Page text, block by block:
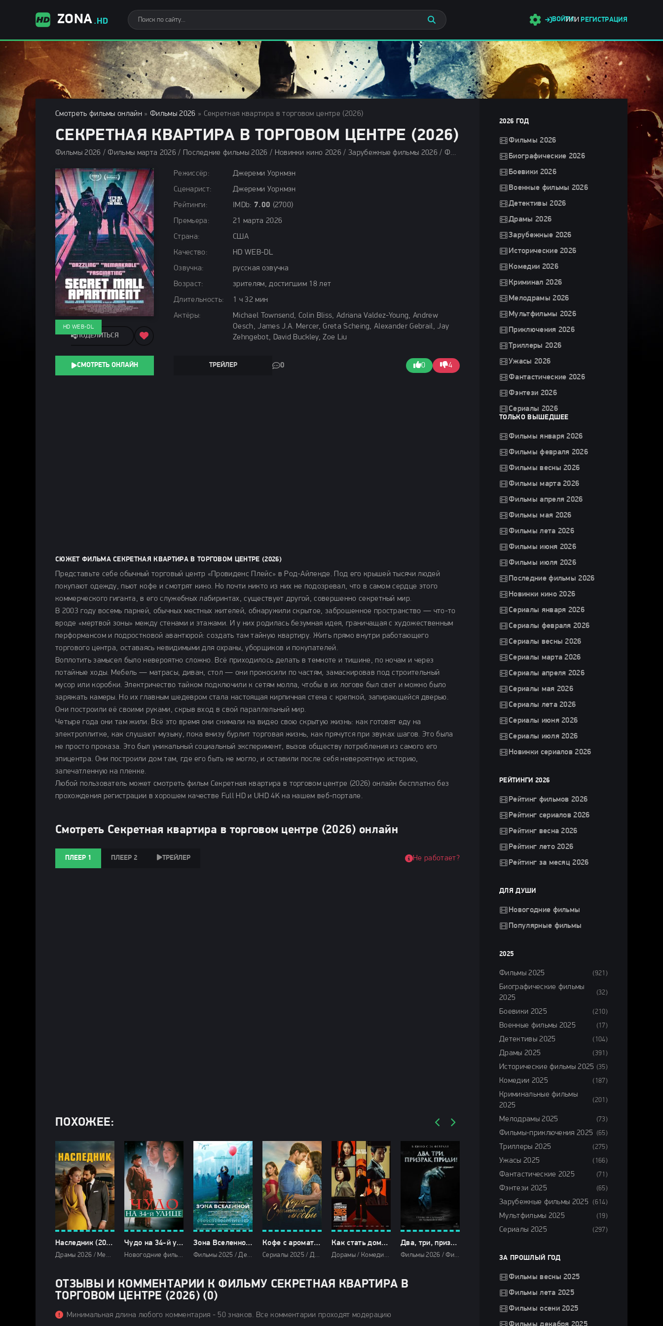
ZONA .HD ВОЙТИ
ИЛИ РЕГИСТРАЦИЯ
Смотреть фильмы онлайн » Фильмы 2026 » Секретная квартира в торговом центре (2026)
СЕКРЕТНАЯ КВАРТИРА В ТОРГОВОМ ЦЕНТРЕ (2026)
Фильмы 2026 / Фильмы марта 2026 / Последние фильмы 2026 / Новинки кино 2026 / Зарубежные фильмы 2026 / Фильмы весны 2026 / Смотреть фильмы онлайн
Режиссёр:
Джереми Уоркмэн
Сценарист:
Джереми Уоркмэн
Рейтинги:
IMDb: 7.00 (2700)
Премьера:
21 марта 2026
Страна:
США
Качество:
HD WEB-DL
Озвучка:
русская озвучка
Возраст:
зрителям, достигшим 18 лет
Длительность:
1 ч 32 мин
Актёры:
Michael Townsend, Colin Bliss, Adriana Valdez-Young, Andrew
Oesch, James J.A. Mercer, Greta Scheing, Alexander Gebrail, Jay
Zehngebot, David Buckley, Zoe Liu
ТРЕЙЛЕР 0 0 4
HD WEB-DL
ПОДЕЛИТЬСЯ
СМОТРЕТЬ ОНЛАЙН
СЮЖЕТ ФИЛЬМА СЕКРЕТНАЯ КВАРТИРА В ТОРГОВОМ ЦЕНТРЕ (2026)
Представьте себе обычный торговый центр «Провиденс Плейс» в Род-Айленде. Под его крышей тысячи людей
покупают одежду, пьют кофе и смотрят кино. Но почти никто из них не подозревал, что в самом сердце этого
коммерческого гиганта, в его служебных лабиринтах, существует другой, совершенно секретный мир.
В 2003 году восемь парней, обычных местных жителей, обнаружили скрытое, заброшенное пространство — что-то
вроде «мертвой зоны» между стенами и этажами. И у них родилась безумная идея, граничащая с художественным
перформансом и подростковой авантюрой: создать там тайную квартиру. Жить прямо внутри работающего
торгового центра, оставаясь невидимыми для охраны, уборщиков и покупателей.
Воплотить замысел было невероятно сложно. Всё приходилось делать в темноте и тишине, по ночам и через
потайные ходы. Мебель — матрасы, диван, стол — они проносили по частям, замаскировав под строительный
мусор или коробки. Электричество тайком подключили к сетям молла, чтобы в их логове был свет и можно было
заряжать камеры. Но их главным шедевром стала настоящая кирпичная стена с крепкой, запирающейся дверью.
Они построили её своими руками, скрыв вход в свой параллельный мир.
Четыре года они там жили. Всё это время они снимали на видео свою скрытую жизнь: как готовят еду на
электроплитке, как слушают музыку, пока внизу бурлит торговая жизнь, как прячутся при звуках шагов. Это была
не просто проказа. Это был уникальный социальный эксперимент, вызов обществу потребления из самого его
эпицентра. Они построили дом там, где его быть не могло, и оставили после себя невероятную историю,
запечатленную на пленке.
Любой пользователь может смотреть фильм Секретная квартира в торговом центре (2026) онлайн бесплатно без
прохождения регистрации в хорошем качестве Full HD и UHD 4K на нашем веб-портале.
Смотреть Секретная квартира в торговом центре (2026) онлайн
ПЛЕЕР 1 ПЛЕЕР 2 ТРЕЙЛЕР Не работает?
ПОХОЖЕЕ:
Наследник (2026)
Драмы 2026 / Мелодрамы 2026 / Сериалы 2026 / Новинки сериалов 2026 / Сериалы января 2026 / Фильмы 2026 / Турецкие сериалы / Сериалы февраля 2026 / Сериалы марта 2026 / Сериалы весны 2026 / Смотреть фильмы онлайн
Чудо на 34-й улице (1994)
Новогодние фильмы / Смотреть фильмы онлайн
Зона Вселенной (2025)
Фильмы 2025 / Детективы 2025 / Драмы 2025 / Фильмы-приключения 2025 / Последние фильмы 2025 / Новинки кино 2025 / Фильмы декабря 2025 / Смотреть фильмы онлайн
Кофе с ароматом любви (2025)
Сериалы 2025 / Драмы 2025 / Мелодрамы 2025 / Фильмы 2025 / Смотреть фильмы онлайн
Как стать домовладельцем в Корее (2026)
Дорамы / Комедии 2026 / Криминальные фильмы 2026 / Триллеры 2026 / Сериалы 2026 / Сериалы марта 2026 / Новинки сериалов 2026 / Фильмы 2026 / Сериалы апреля 2026 / Сериалы весны 2026 / Смотреть фильмы онлайн
Два, три, призрак, приди! (2026)
Фильмы 2026 / Фильмы ужасов 2026 / Фильмы марта 2026 / Последние фильмы 2026 / Новинки кино 2026 / Зарубежные фильмы 2026 / Фильмы весны 2026 / Смотреть фильмы онлайн
ОТЗЫВЫ И КОММЕНТАРИИ К ФИЛЬМУ СЕКРЕТНАЯ КВАРТИРА В
ТОРГОВОМ ЦЕНТРЕ (2026) (0)
Минимальная длина любого комментария - 50 знаков. Все комментарии проходят модерацию
2026 ГОД
Фильмы 2026
Биографические 2026
Боевики 2026
Военные фильмы 2026
Детективы 2026
Драмы 2026
Зарубежные 2026
Исторические 2026
Комедии 2026
Криминал 2026
Мелодрамы 2026
Мультфильмы 2026
Приключения 2026
Триллеры 2026
Ужасы 2026
Фантастические 2026
Фэнтези 2026
Сериалы 2026
ТОЛЬКО ВЫШЕДШЕЕ
Фильмы января 2026
Фильмы февраля 2026
Фильмы весны 2026
Фильмы марта 2026
Фильмы апреля 2026
Фильмы мая 2026
Фильмы лета 2026
Фильмы июня 2026
Фильмы июля 2026
Последние фильмы 2026
Новинки кино 2026
Сериалы января 2026
Сериалы февраля 2026
Сериалы весны 2026
Сериалы марта 2026
Сериалы апреля 2026
Сериалы мая 2026
Сериалы лета 2026
Сериалы июня 2026
Сериалы июля 2026
Новинки сериалов 2026
РЕЙТИНГИ 2026
Рейтинг фильмов 2026
Рейтинг сериалов 2026
Рейтинг весна 2026
Рейтинг лето 2026
Рейтинг за месяц 2026
ДЛЯ ДУШИ
Новогодние фильмы
Популярные фильмы
2025
Фильмы 2025 (921)
Биографические фильмы
2025
(32)
Боевики 2025 (210)
Военные фильмы 2025 (17)
Детективы 2025 (104)
Драмы 2025 (391)
Исторические фильмы 2025 (35)
Комедии 2025 (187)
Криминальные фильмы
2025
(201)
Мелодрамы 2025 (73)
Фильмы-приключения 2025 (65)
Триллеры 2025 (275)
Ужасы 2025 (166)
Фантастические 2025 (71)
Фэнтези 2025 (65)
Зарубежные фильмы 2025 (614)
Мультфильмы 2025 (19)
Сериалы 2025 (297)
ЗА ПРОШЛЫЙ ГОД
Фильмы весны 2025
Фильмы лета 2025
Фильмы осени 2025